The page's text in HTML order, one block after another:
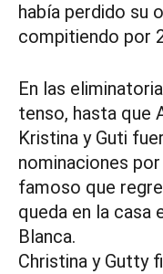
había perdido su
compitiendo por
En las
tenso, hasta que
Kristina y Guti
nominaciones
famoso que
queda en la casa
Blanca.
Christina y Gutty